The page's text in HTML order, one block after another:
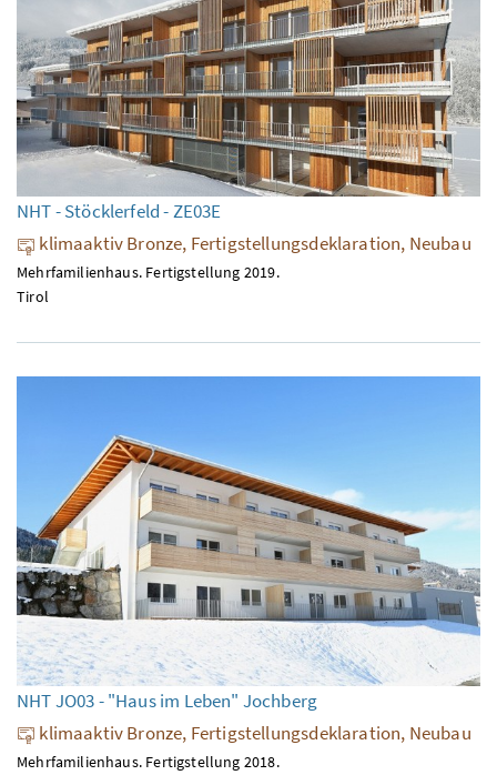
NHT - Stöcklerfeld - ZE03E
klimaaktiv Bronze, Fertigstellungsdeklaration, Neubau
Mehrfamilienhaus. Fertigstellung 2019.
Tirol
NHT JO03 - "Haus im Leben" Jochberg
klimaaktiv Bronze, Fertigstellungsdeklaration, Neubau
Mehrfamilienhaus. Fertigstellung 2018.